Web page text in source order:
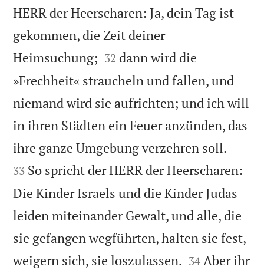
HERR der Heerscharen: Ja, dein Tag ist
gekommen, die Zeit deiner
Heimsuchung; 

32 dann wird die
»Frechheit« straucheln und fallen, und
niemand wird sie aufrichten; und ich will
in ihren Städten ein Feuer anzünden, das
ihre ganze Umgebung verzehren soll.
33 So spricht der HERR der Heerscharen:
Die Kinder Israels und die Kinder Judas
leiden miteinander Gewalt, und alle, die
sie gefangen wegführten, halten sie fest,
weigern sich, sie loszulassen. 

34 Aber ihr